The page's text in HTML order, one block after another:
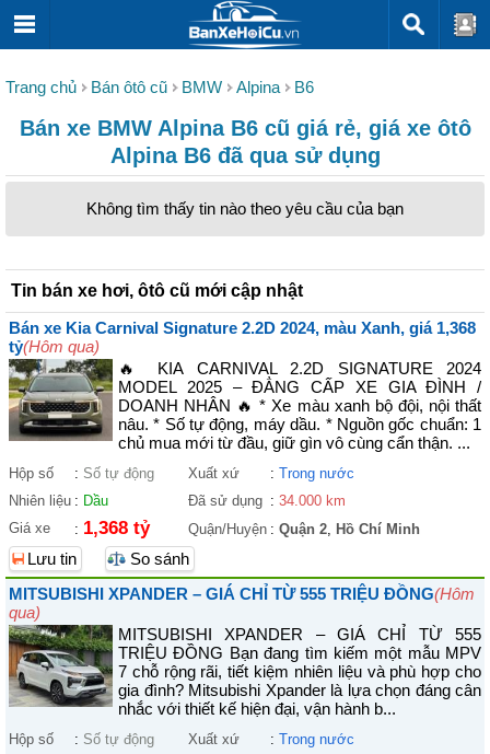
Trang chủ Bán ôtô cũ BMW Alpina B6
Bán xe BMW Alpina B6 cũ giá rẻ, giá xe ôtô
Alpina B6 đã qua sử dụng
Không tìm thấy tin nào theo yêu cầu của bạn
Tin bán xe hơi, ôtô cũ mới cập nhật
Bán xe Kia Carnival Signature 2.2D 2024, màu Xanh, giá 1,368
tỷ(Hôm qua)
🔥 KIA CARNIVAL 2.2D SIGNATURE 2024
MODEL 2025 – ĐẲNG CẤP XE GIA ĐÌNH /
DOANH NHÂN 🔥 * Xe màu xanh bộ đội, nội thất
nâu. * Số tự động, máy dầu. * Nguồn gốc chuẩn: 1
chủ mua mới từ đầu, giữ gìn vô cùng cẩn thận. ...
Hộp số : Số tự động Xuất xứ : Trong nước
Nhiên liệu : Dầu Đã sử dụng : 34.000 km
Giá xe
: 1,368 tỷ Quận/Huyện : Quận 2, Hồ Chí Minh
Lưu tin
So sánh
MITSUBISHI XPANDER – GIÁ CHỈ TỪ 555 TRIỆU ĐỒNG(Hôm
qua)
MITSUBISHI XPANDER – GIÁ CHỈ TỪ 555
TRIỆU ĐỒNG Bạn đang tìm kiếm một mẫu MPV
7 chỗ rộng rãi, tiết kiệm nhiên liệu và phù hợp cho
gia đình? Mitsubishi Xpander là lựa chọn đáng cân
nhắc với thiết kế hiện đại, vận hành b...
Hộp số : Số tự động Xuất xứ : Trong nước